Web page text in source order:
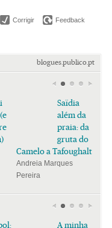
Corrigir Feedback
blogues.publico.pt
Saïdia
além da
praia: da
gruta do
Camelo a Tafoughalt
Andreia Marques
Pereira
A minha